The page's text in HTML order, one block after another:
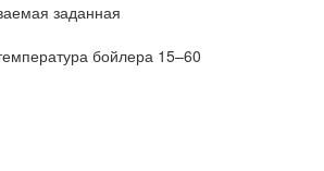
заданная
бойлера 15–60